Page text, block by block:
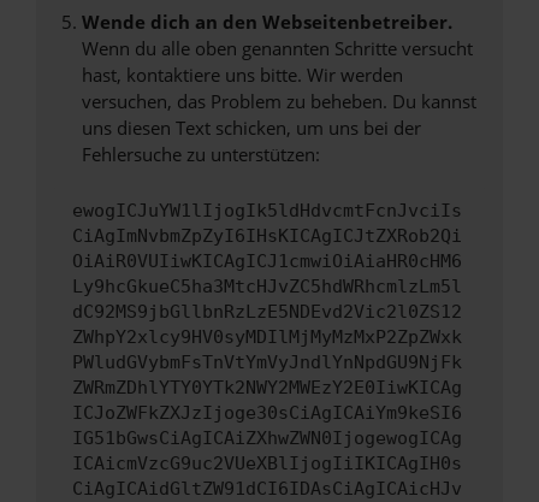
Wende dich an den Webseitenbetreiber.
Wenn du alle oben genannten Schritte versucht
hast, kontaktiere uns bitte. Wir werden
versuchen, das Problem zu beheben. Du kannst
uns diesen Text schicken, um uns bei der
Fehlersuche zu unterstützen:
ewogICJuYW1lIjogIk5ldHdvcmtFcnJvciIs
CiAgImNvbmZpZyI6IHsKICAgICJtZXRob2Qi
OiAiR0VUIiwKICAgICJ1cmwiOiAiaHR0cHM6
Ly9hcGkueC5ha3MtcHJvZC5hdWRhcmlzLm5l
dC92MS9jbGllbnRzLzE5NDEvd2Vic2l0ZS12
ZWhpY2xlcy9HV0syMDIlMjMyMzMxP2ZpZWxk
PWludGVybmFsTnVtYmVyJndlYnNpdGU9NjFk
ZWRmZDhlYTY0YTk2NWY2MWEzY2E0IiwKICAg
ICJoZWFkZXJzIjoge30sCiAgICAiYm9keSI6
IG51bGwsCiAgICAiZXhwZWN0IjogewogICAg
ICAicmVzcG9uc2VUeXBlIjogIiIKICAgIH0s
CiAgICAidGltZW91dCI6IDAsCiAgICAicHJv